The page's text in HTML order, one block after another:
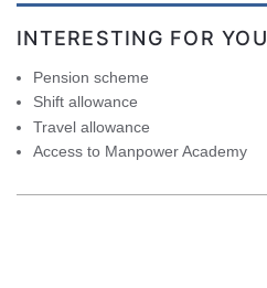
INTERESTING FOR YOU
Pension scheme
Shift allowance
Travel allowance
Access to Manpower Academy